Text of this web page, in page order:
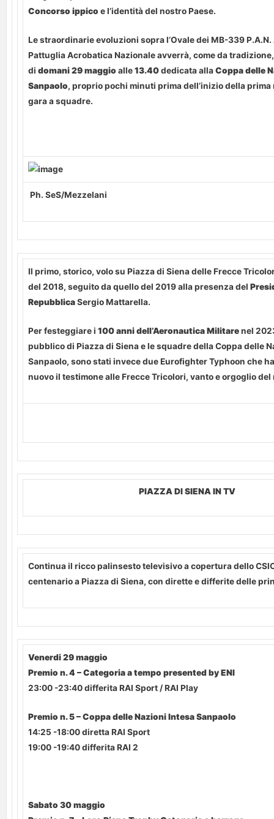
Concorso ippico e l’identità del nostro Paese.
Le straordinarie evoluzioni sopra l’Ovale dei MB-339
Pattuglia Acrobatica Nazionale avverrà, come da
di domani 29 maggio alle13.40dedicata allaCoppa delle
Sanpaolo, proprio pochi minuti prima dell’inizio della prima
gara a squadre.
Ph. SeS/Mezzelani
Il primo, storico, volo su Piazza di Siena delle Frecce
del 2018, seguito da quello del 2019 alla presenza del
RepubblicaSergio Mattarella.
Per festeggiare i 100 anni dell’Aeronautica Militarenel
pubblico di Piazza di Siena e le squadre della Coppa delle
Sanpaolo, sono stati invece due Eurofighter Typhoon che
nuovo il testimone alle Frecce Tricolori, vanto e orgoglio del
PIAZZA DI SIENA IN TV
Continua il ricco palinsesto televisivo a copertura dello
centenario a Piazza di Siena, con dirette e differite delle
Venerdi 29 maggio
Premio n. 4 – Categoria a tempo presented by ENI
23:00 -23:40 differita RAI Sport / RAI Play
Premio n. 5 – Coppa delle Nazioni Intesa Sanpaolo
14:25 -18:00 diretta RAI Sport
19:00 -19:40 differita RAI 2
Sabato 30 maggio